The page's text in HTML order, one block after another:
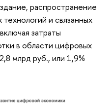
распространение
и связанных
затраты
в области цифровых
млрд руб., или 1,9%